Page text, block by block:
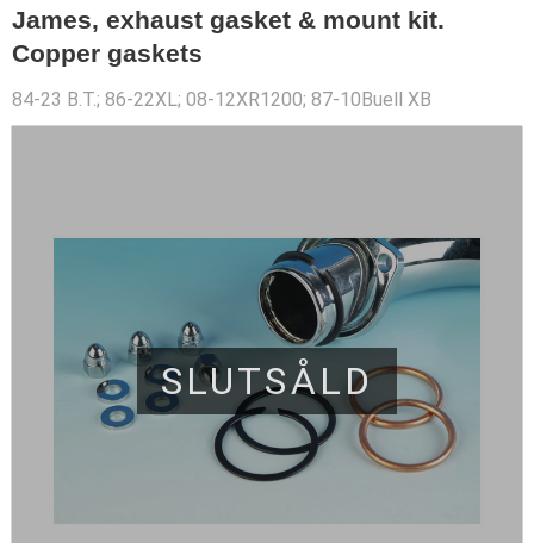
James, exhaust gasket & mount kit.
Copper gaskets
84-23 B.T.; 86-22XL; 08-12XR1200; 87-10Buell XB
SLUTSÅLD